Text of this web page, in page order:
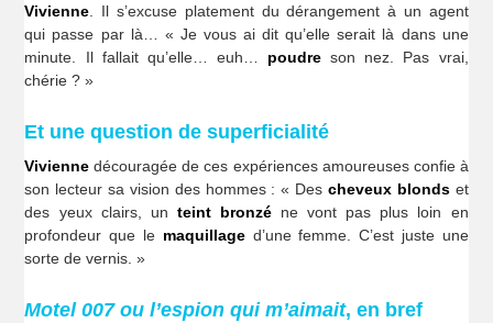
Vivienne . Il s’excuse platement du dérangement à un agent
qui passe par là… « Je vous ai dit qu’elle serait là dans une
minute. Il fallait qu’elle… euh… poudre son nez. Pas vrai,
chérie ? »
Et une question de superficialité
Vivienne découragée de ces expériences amoureuses confie à
son lecteur sa vision des hommes : « Des cheveux blondset
des yeux clairs, un teint bronzéne vont pas plus loin en
profondeur que le maquillaged’une femme. C’est juste une
sorte de vernis. »
Motel 007 ou l’espion qui m’aimait, en bref